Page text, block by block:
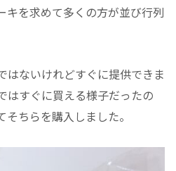
キを求めて多くの方が並び行列
はないけれどすぐに提供できま
はすぐに買える様子だったの
ちらを購入しました。